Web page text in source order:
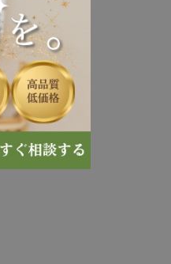
で選んだ
異なりま
するように